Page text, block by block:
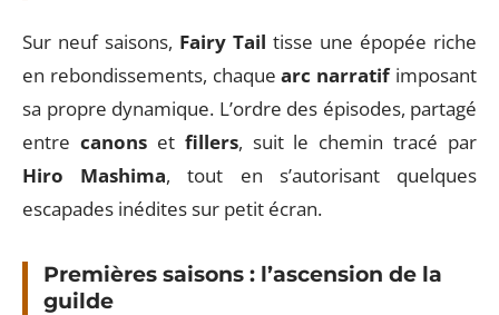
Sur neuf saisons, Fairy Tail tisse une épopée riche
en rebondissements, chaquearc narratifimposant
sa propre dynamique. L’ordre des épisodes, partagé
entre canonset fillers, suit le chemin tracé par
Hiro Mashima, tout en s’autorisant quelques
escapades inédites sur petit écran.
Premières saisons : l’ascension de la
guilde